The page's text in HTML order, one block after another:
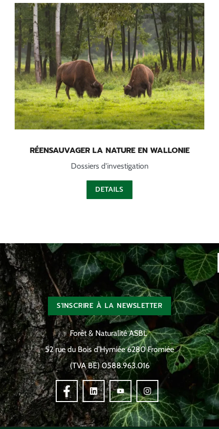
RÉENSAUVAGER LA NATURE EN WALLONIE
Dossiers d'investigation
DETAILS
S'INSCRIRE À LA NEWSLETTER
Forêt & Naturalité ASBL
52 rue du Bois d’Hymiée 6280 Fromiée
(TVA BE) 0588.963.016